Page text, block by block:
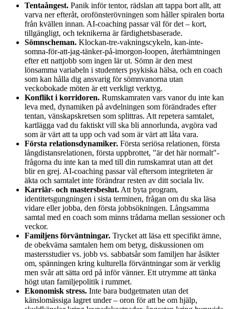
Tentaångest. Panik inför tentor, rädslan att tappa bort allt, att
varva ner efteråt, orofönsterövningen som håller spiralen borta
från kvällen innan. AI-coaching passar väl för det – kort,
tillgängligt, och teknikerna är färdighetsbaserade.
Sömnscheman. Klockan-tre-vakningscykeln, kan-inte-
somna-för-att-jag-tänker-på-imorgon-loopen, återhämtningen
efter ett nattjobb som ingen lär ut. Sömn är den mest
lönsamma variabeln i studenters psykiska hälsa, och en coach
som kan hålla dig ansvarig för sömnvanorna utan
veckobokade möten är ett verkligt verktyg.
Konflikt i korridoren. Rumskamraten vars vanor du inte kan
leva med, dynamiken på avdelningen som förändrades efter
tentan, vänskapskretsen som splittras. Att repetera samtalet,
kartlägga vad du faktiskt vill ska bli annorlunda, avgöra vad
som är värt att ta upp och vad som är värt att låta vara.
Första relationsdynamiker. Första seriösa relationen, första
långdistansrelationen, första uppbrottet, "är det här normalt"-
frågorna du inte kan ta med till din rumskamrat utan att det
blir en grej. AI-coaching passar väl eftersom integriteten är
äkta och samtalet inte förändrar resten av ditt sociala liv.
Karriär- och mastersbeslut. Att byta program,
identitetsgungningen i sista terminen, frågan om du ska läsa
vidare eller jobba, den första jobbsökningen. Långsamma
samtal med en coach som minns trådarna mellan sessioner och
veckor.
Familjens förväntningar. Trycket att läsa ett specifikt ämne,
de obekväma samtalen hem om betyg, diskussionen om
mastersstudier vs. jobb vs. sabbatsår som familjen har åsikter
om, spänningen kring kulturella förväntningar som är verklig
men svår att sätta ord på inför vänner. Ett utrymme att tänka
högt utan familjepolitik i rummet.
Ekonomisk stress. Inte bara budgetmaten utan det
känslomässiga lagret under – oron för att be om hjälp,